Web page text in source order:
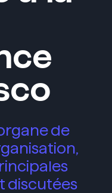
de
discutées